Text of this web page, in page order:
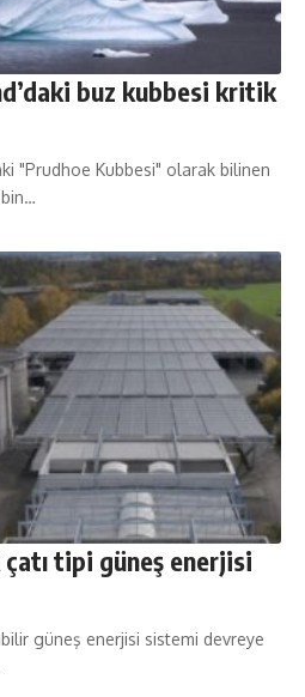
buz kubbesi kritik
"Prudhoe Kubbesi" olarak bilinen
bin…
çatı tipi güneş enerjisi
güneş enerjisi sistemi devreye